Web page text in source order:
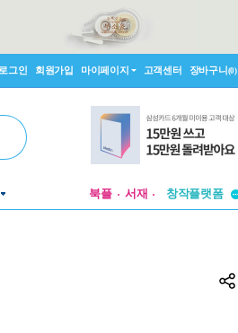
로그인 회원가입 마이페이지 고객센터 장바구니(0)
북플 서재
투비컨티뉴드
투비컨티뉴드